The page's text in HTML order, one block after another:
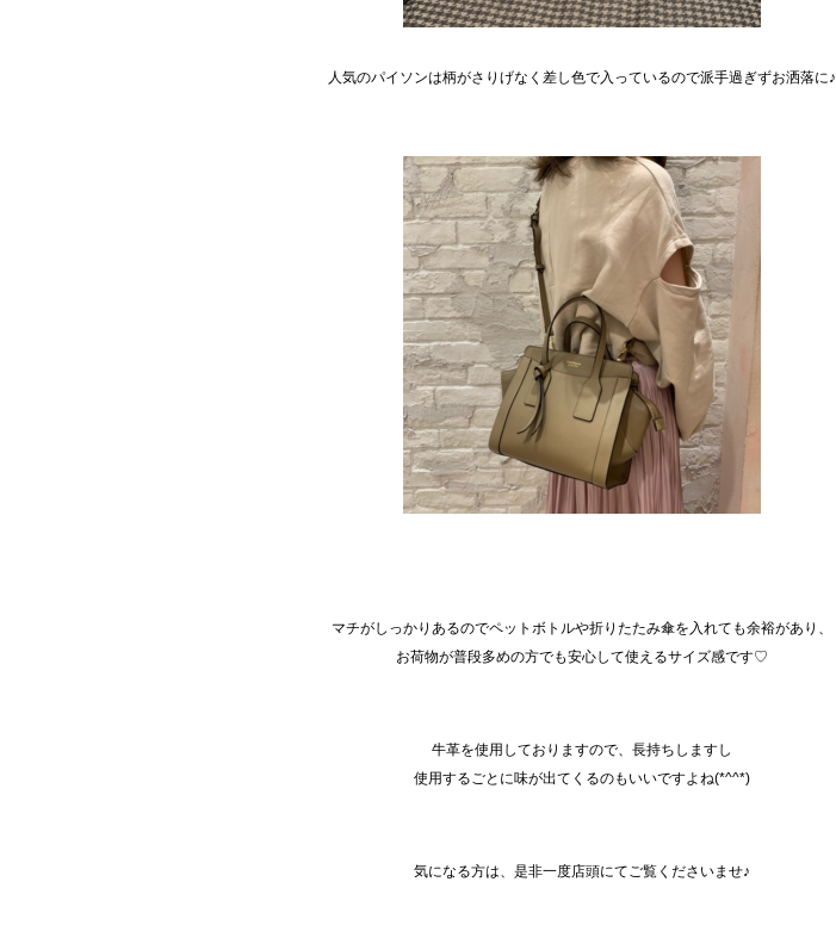
人気のパイソンは柄がさりげなく差し色で入っているので派手過ぎずお洒落に♪
マチがしっかりあるのでペットボトルや折りたたみ傘を入れても余裕があり、
お荷物が普段多めの方でも安心して使えるサイズ感です♡
牛革を使用しておりますので、長持ちしますし
使用するごとに味が出てくるのもいいですよね(*^^*)
気になる方は、是非一度店頭にてご覧くださいませ♪